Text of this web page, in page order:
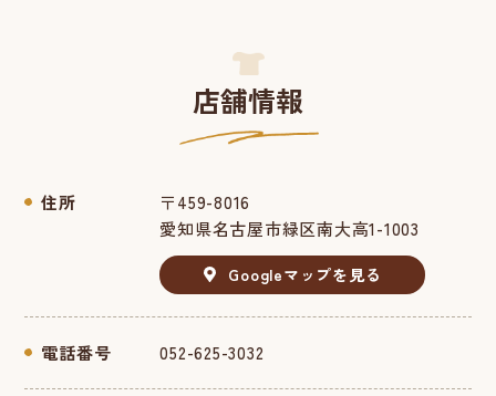
店舗情報
住所
〒459-8016
愛知県名古屋市緑区南大高1-1003
Googleマップを見る
電話番号 052-625-3032